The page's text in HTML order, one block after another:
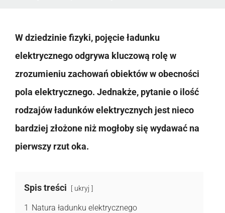
W dziedzinie fizyki, pojęcie ładunku
elektrycznego odgrywa kluczową rolę w
zrozumieniu zachowań obiektów w obecności
pola elektrycznego. Jednakże, pytanie o ilość
rodzajów ładunków elektrycznych jest nieco
bardziej złożone niż mogłoby się wydawać na
pierwszy rzut oka.
Spis treści ukryj
1 Natura ładunku elektrycznego